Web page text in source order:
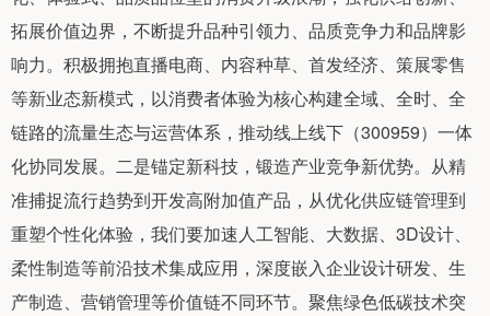
拓展价值边界，不断提升品种引领力、品质竞争力和品牌影
响力。积极拥抱直播电商、内容种草、首发经济、策展零售
等新业态新模式，以消费者体验为核心构建全域、全时、全
链路的流量生态与运营体系，推动线上线下（300959）一体
化协同发展。二是锚定新科技，锻造产业竞争新优势。从精
准捕捉流行趋势到开发高附加值产品，从优化供应链管理到
重塑个性化体验，我们要加速人工智能、大数据、3D设计、
柔性制造等前沿技术集成应用，深度嵌入企业设计研发、生
产制造、营销管理等价值链不同环节。聚焦绿色低碳技术突